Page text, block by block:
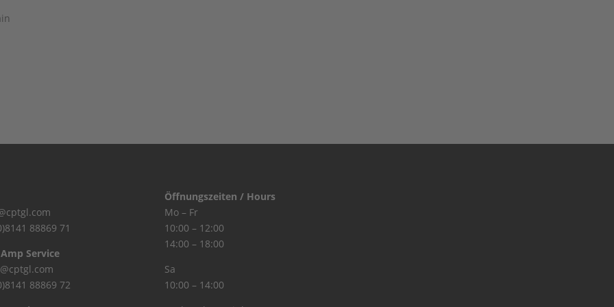
88869 71
Service
88869 72
Öffnungszeiten / Hours
Mo – Fr
10:00 – 12:00
14:00 – 18:00
Sa
10:00 – 14:00